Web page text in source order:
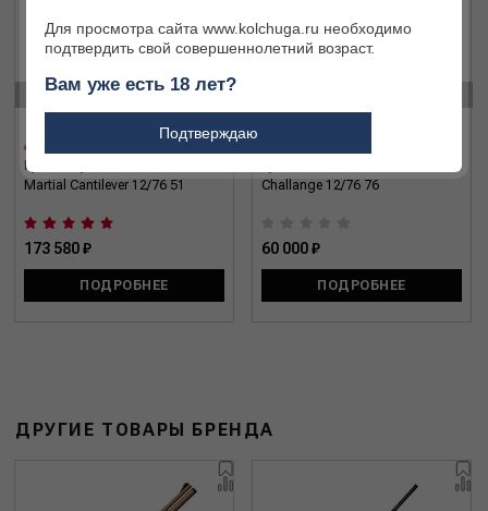
Ружье двуствольное Fabarm
Martial Cantilever 12/76 51
173 580 ₽
ПОДРОБНЕЕ
Challange 12/76 76
60 000 ₽
ПОДРОБНЕЕ
ДРУГИЕ ТОВАРЫ БРЕНДА
Для просмотра сайта www.kolchuga.ru необходимо
подтвердить свой совершеннолетний возраст.
Вам уже есть 18 лет?
Подтверждаю